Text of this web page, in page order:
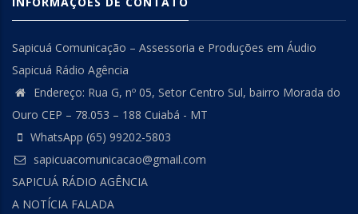
Sapicuá Comunicação – Assessoria e Produções em Áudio
Sapicuá Rádio Agência
Endereço: Rua G, nº 05, Setor Centro Sul, bairro Morada do
Ouro CEP – 78.053 – 188 Cuiabá - MT
WhatsApp (65) 99202-5803
sapicuacomunicacao@gmail.com
SAPICUÁ RÁDIO AGÊNCIA
A NOTÍCIA FALADA